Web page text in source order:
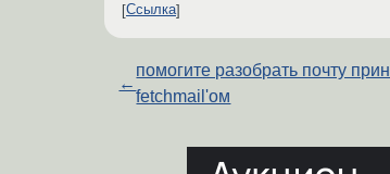
Ссылка
←
помогите разобрать почту
fetchmail'ом